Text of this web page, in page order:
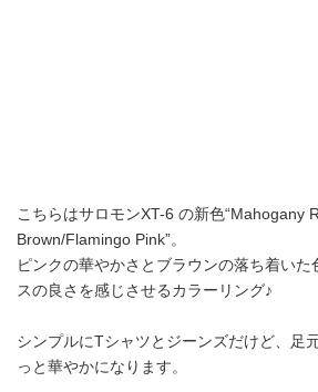
こちらはサロモンXT-6 の新色“Mahogany
Brown/Flamingo Pink”。
ピンクの華やかさとブラウンの落ち着いた
スの良さを感じさせるカラーリング♪
シンプルにTシャツとジーンズだけど、足
っと華やかになります。